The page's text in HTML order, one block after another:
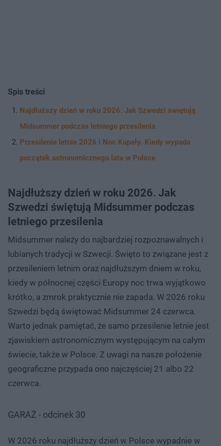
Spis treści
Najdłuższy dzień w roku 2026. Jak Szwedzi świętują
Midsummer podczas letniego przesilenia
Przesilenie letnie 2026 i Noc Kupały. Kiedy wypada
początek astronomicznego lata w Polsce
Najdłuższy dzień w roku 2026. Jak
Szwedzi świętują Midsummer podczas
letniego przesilenia
Midsummer należy do najbardziej rozpoznawalnych i
lubianych tradycji w Szwecji. Święto to związane jest z
przesileniem letnim oraz najdłuższym dniem w roku,
kiedy w północnej części Europy noc trwa wyjątkowo
krótko, a zmrok praktycznie nie zapada. W 2026 roku
Szwedzi będą świętować Midsummer 24 czerwca.
Warto jednak pamiętać, że samo przesilenie letnie jest
zjawiskiem astronomicznym występującym na całym
świecie, także w Polsce. Z uwagi na nasze położenie
geograficzne przypada ono najczęściej 21 albo 22
czerwca.
GARAŻ - odcinek 30
W 2026 roku najdłuższy dzień w Polsce wypadnie w